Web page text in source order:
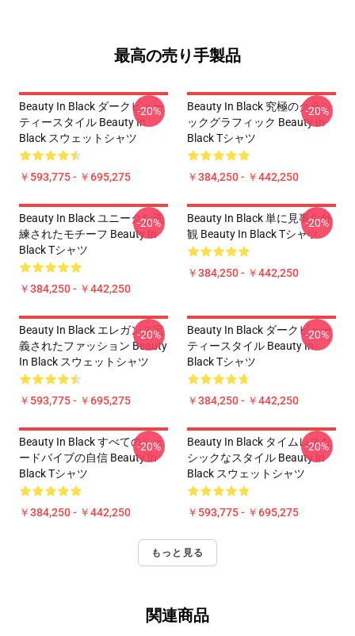
最高の売り手製品
Beauty In Black ダークビュー
ティースタイル Beauty In
Black スウェットシャツ
￥593,775 - ￥695,275
-20%
Beauty In Black 究極のクラシ
ックグラフィック Beauty In
Black Tシャツ
￥384,250 - ￥442,250
-20%
Beauty In Black ユニークな洗
練されたモチーフ Beauty In
Black Tシャツ
￥384,250 - ￥442,250
-20%
Beauty In Black 単に見事な外
観 Beauty In Black Tシャツ
￥384,250 - ￥442,250
-20%
Beauty In Black エレガンス定
義されたファッション Beauty
In Black スウェットシャツ
￥593,775 - ￥695,275
-20%
Beauty In Black ダークビュー
ティースタイル Beauty In
Black Tシャツ
￥384,250 - ￥442,250
-20%
Beauty In Black すべてのシェ
ードバイブの自信 Beauty In
Black Tシャツ
￥384,250 - ￥442,250
-20%
Beauty In Black タイムレスな
シックなスタイル Beauty In
Black スウェットシャツ
￥593,775 - ￥695,275
-20%
もっと見る
関連商品